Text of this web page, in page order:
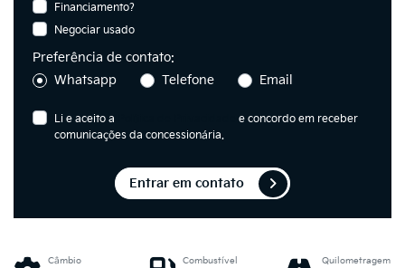
Financiamento?
Negociar usado
Preferência de contato:
Whatsapp
Telefone Email
Li e aceito a
e concordo em receber
comunicações da concessionária.
Entrar em contato
Câmbio Combustível Quilometragem